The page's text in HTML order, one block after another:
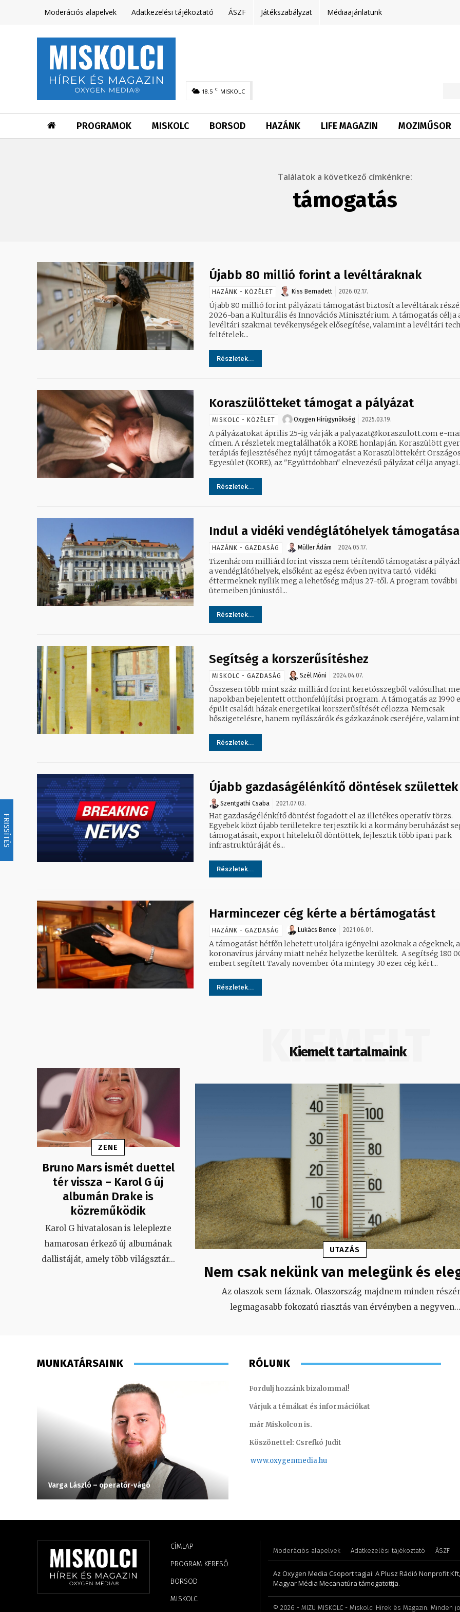
FRISSÍTÉS
Moderációs alapelvek Adatkezelési tájékoztató ÁSZF Játékszabályzat Médiaajánlatunk
18.5 C MISKOLC
PROGRAMOK MISKOLC BORSOD HAZÁNK LIFE MAGAZIN MOZIMŰSOR
Találatok a következő címkénkre:
támogatás
Újabb 80 millió forint a levéltáraknak
HAZÁNK - KÖZÉLET Kiss Bernadett 2026.02.17.
Újabb 80 millió forint pályázati támogatást biztosít a levéltárak
2026-ban a Kulturális és Innovációs Minisztérium. A támogatás célja
levéltári szakmai tevékenységek elősegítése, valamint a levéltári
feltételek...
Részletek...
Koraszülötteket támogat a pályázat
MISKOLC - KÖZÉLET Oxygen Hirügynökség 2025.03.19.
A pályázatokat április 25-ig várják a palyazat@koraszulott.com e-
címen. A részletek megtalálhatók a KORE honlapján. Koraszülött gyerekek
terápiás fejlesztéséhez nyújt támogatást a Koraszülöttekért Országos
Egyesület (KORE), az "Együttdobban" elnevezésű pályázat célja
Részletek...
Indul a vidéki vendéglátóhelyek támogatása
HAZÁNK - GAZDASÁG Müller Ádám 2024.05.17.
Tizenhárom milliárd forint vissza nem térítendő támogatásra
a vendéglátóhelyek, elsőként az egész évben nyitva tartó, vidéki
éttermeknek nyílik meg a lehetőség május 27-től. A program további
ütemeiben júniustól...
Részletek...
Segítség a korszerűsítéshez
MISKOLC - GAZDASÁG Szél Móni 2024.04.07.
Összesen több mint száz milliárd forint keretösszegből valósulhat
napokban bejelentett otthonfelújítási program. A támogatás az 1990 előtt
épült családi házak energetikai korszerűsítését célozza. Nemcsak
hőszigetelésre, hanem nyílászárók és gázkazánok cseréjére,
Részletek...
Újabb gazdaságélénkítő döntések születtek
Szentgathi Csaba 2021.07.03.
Hat gazdaságélénkítő döntést fogadott el az illetékes operatív törzs.
Egyebek közt újabb területekre terjesztik ki a kormány beruházást
támogatásait, export hitelekről döntöttek, fejlesztik több ipari park
infrastruktúráját és...
Részletek...
Harmincezer cég kérte a bértámogatást
HAZÁNK - GAZDASÁG Lukács Bence 2021.06.01.
A támogatást hétfőn lehetett utoljára igényelni azoknak a cégeknek,
koronavírus járvány miatt nehéz helyzetbe kerültek. A segítség 180 000
embert segített Tavaly november óta mintegy 30 ezer cég kért...
Részletek...
Kiemelt tartalmaink
KIEMELT
ZENE
Bruno Mars ismét duettel
tér vissza – Karol G új
albumán Drake is
közreműködik
Karol G hivatalosan is leleplezte
hamarosan érkező új albumának
dallistáját, amely több világsztár...
UTAZÁS
Nem csak nekünk van melegünk és
Az olaszok sem fáznak. Olaszország majdnem minden
legmagasabb fokozatú riasztás van érvényben a negyven...
MUNKATÁRSAINK
Varga László – operatőr-vágó
RÓLUNK
Fordulj hozzánk bizalommal!
Várjuk a témákat és információkat
már Miskolcon is.
Köszönettel: Csrefkó Judit
www.oxygenmedia.hu
CÍMLAP
PROGRAM KERESŐ
BORSOD
MISKOLC
Moderációs alapelvek Adatkezelési tájékoztató ÁSZF
Az Oxygen Media Csoport tagjai: A Plusz Rádió Nonprofit
Magyar Média Mecanatúra támogatottja.
© 2026 - MIZU MISKOLC - Miskolci Hírek és Magazin. Minden